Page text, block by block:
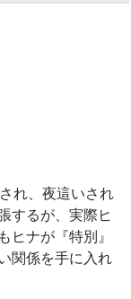
れ、夜這いされ
するが、実際ヒ
ヒナが『特別』
関係を手に入れ